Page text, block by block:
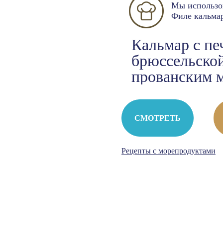
Мы
Филе
Кальмар с
прованским
СМОТРЕТЬ
Рецепты с морепродуктами